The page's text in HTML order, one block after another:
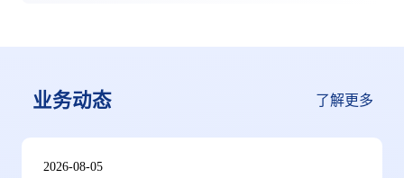
业务动态 了解更多
2026-08-05